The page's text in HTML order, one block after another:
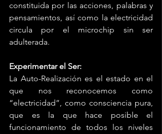
constituida por las acciones, palabras y
pensamientos, así como la electricidad
circula por el microchip sin ser
adulterada.
Experimentar el Ser:
La Auto-Realización es el estado en el
que nos reconocemos como
“electricidad”, como consciencia pura,
que es la que hace posible el
funcionamiento de todos los niveles